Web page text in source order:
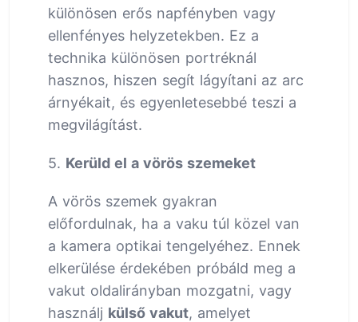
különösen erős napfényben vagy
ellenfényes helyzetekben. Ez a
technika különösen portréknál
hasznos, hiszen segít lágyítani az arc
árnyékait, és egyenletesebbé teszi a
megvilágítást.
5. Kerüld el a vörös szemeket
A vörös szemek gyakran
előfordulnak, ha a vaku túl közel van
a kamera optikai tengelyéhez. Ennek
elkerülése érdekében próbáld meg a
vakut oldalirányban mozgatni, vagy
használj külső vakut, amelyet